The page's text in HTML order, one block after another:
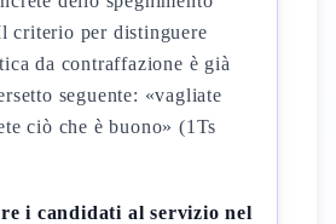
criterio per distinguere
da contraffazione è già
seguente: «vagliate
ciò che è buono» (1Ts
i candidati al servizio nel